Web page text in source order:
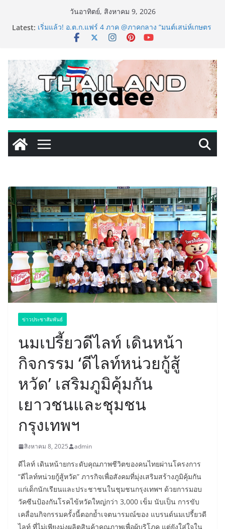
วันอาทิตย์, สิงหาคม 9, 2026
Latest: เริ่มแล้ว! อ.ต.ก.แฟร์ 4 ภาค @ภาคกลาง “มนต์เสน่ห์เกษตร
ไทย สู่ใจกลางมหานคร” ชวนชิม ช้อป สินค้าเกษตร
ททท. ประกาศความสำเร็จ Village to the World Season
5 ผนึก 9 พันธมิตร ขับเคลื่อน ESG Tourism สืบสานพระ
ราชปณิธาน สร้างคุณค่าการท่องเที่ยวไทยอย่างยั่งยืน
เหิงลี่ แมนูแฟคเจอริ่ง เทคโนโลยี (ไทยแลนด์) เปิดโรงงาน
แห่งใหม่ในชลบุรี เดินหน้าขยายฐานการผลิตสู่เอเชียตะวัน
ออกเฉียงใต้ เสริมแกร่งยุทธศาสตร์ระดับโลก
LORDNINE จัดศึกคนดังสายเกม ไทย ปะทะ ฟิลิปปินส์ ใน
“Rise of the Tenth Lord” เปิดสงครามกิลด์ข้ามประเทศ
ฉลองเซิร์ฟเวอร์ใหม่ เฮเลนา
PIPPER STANDARD® เปิดตัวแชมพูอาบน้ำ และ โฟมอาบ
แห้งสัตว์เลี้ยง ชูนวัตกรรมพลังธรรมชาติ “Zero-Residue”
ข่าวประชาสัมพันธ์
นมเปรี้ยวดีไลท์ เดินหน้า
กิจกรรม ‘ดีไลท์หน่วยกู้สู้
หวัด’ เสริมภูมิคุ้มกัน
เยาวชนและชุมชน
กรุงเทพฯ
สิงหาคม 8, 2025 admin
ดีไลท์ เดินหน้ายกระดับคุณภาพชีวิตของคนไทยผ่านโครงการ
“ดีไลท์หน่วยกู้สู้หวัด” ภารกิจเพื่อสังคมที่มุ่งเสริมสร้างภูมิคุ้มกัน
แก่เด็กนักเรียนและประชาชนในชุมชนกรุงเทพฯ ด้วยการมอบ
วัคซีนป้องกันโรคไข้หวัดใหญ่กว่า 3,000 เข็ม นับเป็น การขับ
เคลื่อนกิจกรรมครั้งนี้ตอกย้ำเจตนารมณ์ของ แบรนด์นมเปรี้ยวดี
ไลท์ ที่ไม่เพียงมุ่งผลิตสินค้าคุณภาพเพื่อผู้บริโภค แต่ยังใส่ใจใน